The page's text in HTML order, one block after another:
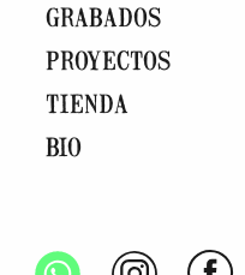
GRABADOS
PROYECTOS
TIENDA
BIO